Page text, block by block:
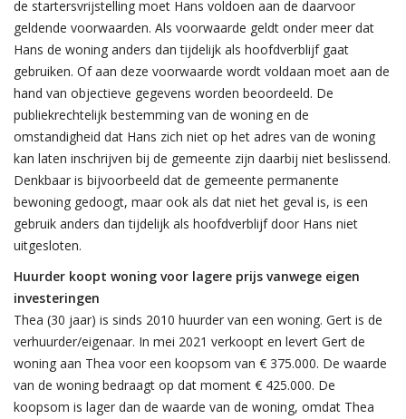
de startersvrijstelling moet Hans voldoen aan de daarvoor
geldende voorwaarden. Als voorwaarde geldt onder meer dat
Hans de woning anders dan tijdelijk als hoofdverblijf gaat
gebruiken. Of aan deze voorwaarde wordt voldaan moet aan de
hand van objectieve gegevens worden beoordeeld. De
publiekrechtelijk bestemming van de woning en de
omstandigheid dat Hans zich niet op het adres van de woning
kan laten inschrijven bij de gemeente zijn daarbij niet beslissend.
Denkbaar is bijvoorbeeld dat de gemeente permanente
bewoning gedoogt, maar ook als dat niet het geval is, is een
gebruik anders dan tijdelijk als hoofdverblijf door Hans niet
uitgesloten.
Huurder koopt woning voor lagere prijs vanwege eigen
investeringen
Thea (30 jaar) is sinds 2010 huurder van een woning. Gert is de
verhuurder/eigenaar. In mei 2021 verkoopt en levert Gert de
woning aan Thea voor een koopsom van € 375.000. De waarde
van de woning bedraagt op dat moment € 425.000. De
koopsom is lager dan de waarde van de woning, omdat Thea